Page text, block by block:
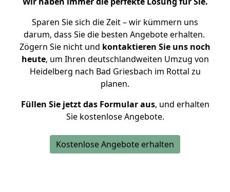
Sparen Sie sich die Zeit – wir kümmern uns
darum, dass Sie die besten Angebote erhalten.
Zögern Sie nicht und kontaktieren Sie uns noch
heute, um Ihren deutschlandweiten Umzug von
Heidelberg nach Bad Griesbach im Rottal zu
planen.
Füllen Sie jetzt das Formular aus, und erhalten
Sie kostenlose Angebote.
Kostenlose Angebote erhalten